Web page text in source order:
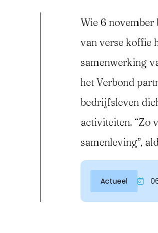
Wie 6 november
van verse koffie
samenwerking
het Verbond
bedrijfsleven
activiteiten. “Zo
samenleving”,
Actueel